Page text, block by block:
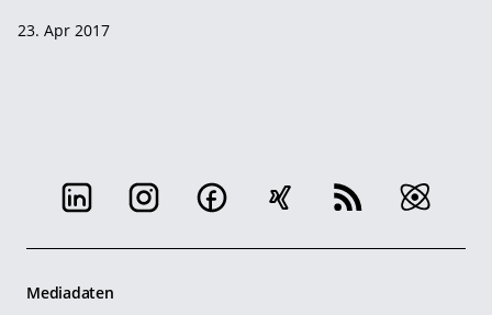
23. Apr 2017
Mediadaten